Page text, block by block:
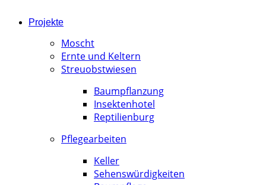
Projekte
Moscht
Ernte und Keltern
Streuobstwiesen
Baumpflanzung
Insektenhotel
Reptilienburg
Pflegearbeiten
Keller
Sehenswürdigkeiten